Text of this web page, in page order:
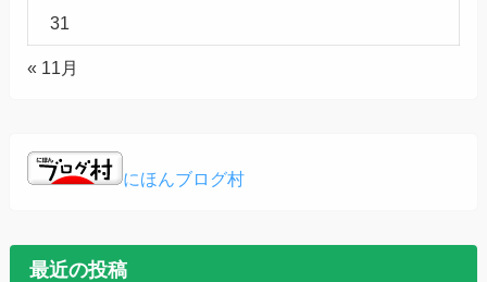
31
« 11月
にほんブログ村
最近の投稿